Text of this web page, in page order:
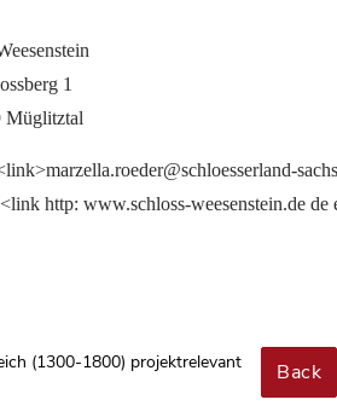
1
Müglitztal
http: www.schloss-weesenstein.de de
(1300-1800) projektrelevant
Back